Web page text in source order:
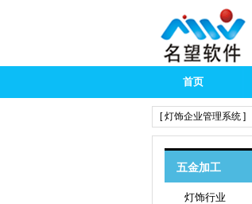
首页
[ 灯饰企业管理系统 ]
五金加工
灯饰行业